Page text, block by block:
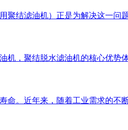
聚结滤油机）正是为解决这一问
机，聚结脱水滤油机的核心优势
命。近年来，随着工业需求的不